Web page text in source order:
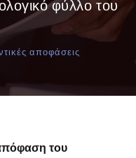
φύλλο του
αποφάσεις
του